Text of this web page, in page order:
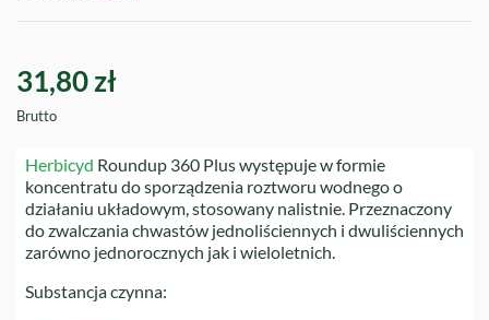
31,80 zł
Brutto
Herbicyd Roundup 360 Plus występuje w formie
koncentratu do sporządzenia roztworu wodnego o
działaniu układowym, stosowany nalistnie. Przeznaczony
do zwalczania chwastów jednoliściennych i dwuliściennych
zarówno jednorocznych jak i wieloletnich.
Substancja czynna: